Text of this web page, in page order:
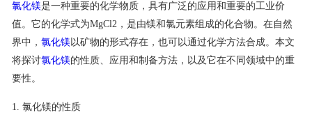
氯化镁是一种重要的化学物质，具有广泛的应用和重要的工业价
值。它的化学式为MgCl2，是由镁和氯元素组成的化合物。在自然
界中， 氯化镁 以矿物的形式存在，也可以通过化学方法合成。本文
将探讨氯化镁的性质、应用和制备方法，以及它在不同领域中的重
要性。
1. 氯化镁的性质